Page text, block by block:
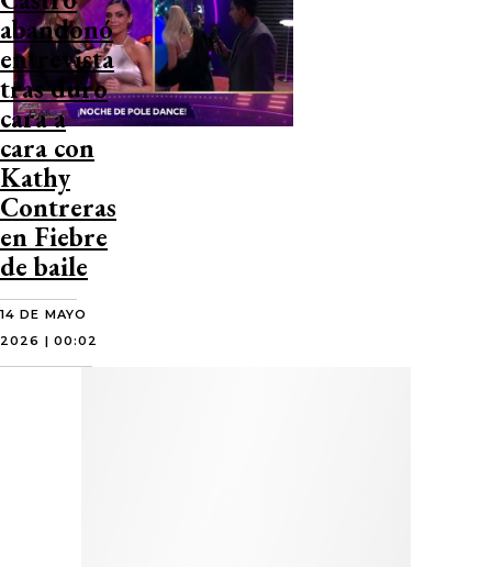
abandonó
entrevista
tras duro
cara a
cara con
Kathy
Contreras
en Fiebre
de baile
14 DE MAYO
2026 | 00:02